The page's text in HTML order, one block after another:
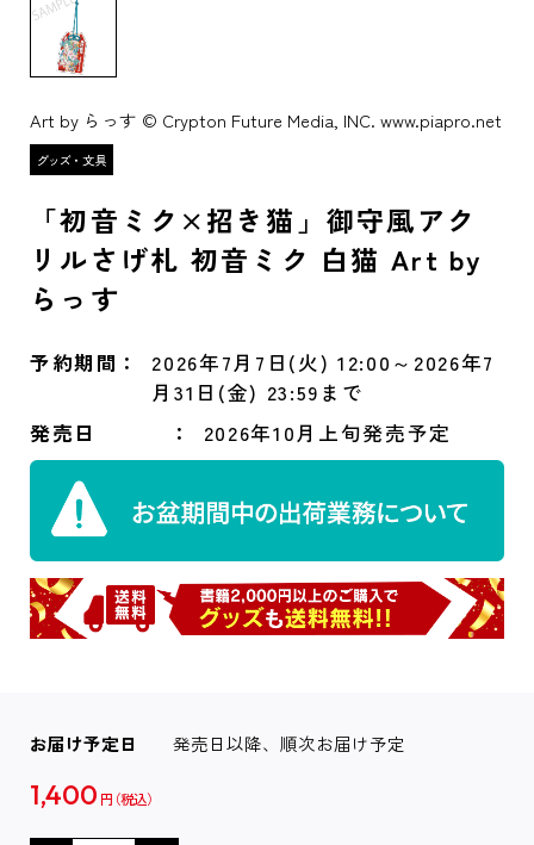
Art by らっす © Crypton Future Media, INC. www.piapro.net
「初音ミク×招き猫」御守風アク
リルさげ札 初音ミク 白猫 Art by
らっす
予約期間
2026年7月7日(火) 12:00～2026年7
月31日(金) 23:59まで
発売日
2026年10月上旬発売予定
お届け予定日 発売日以降、順次お届け予定
1,400 円